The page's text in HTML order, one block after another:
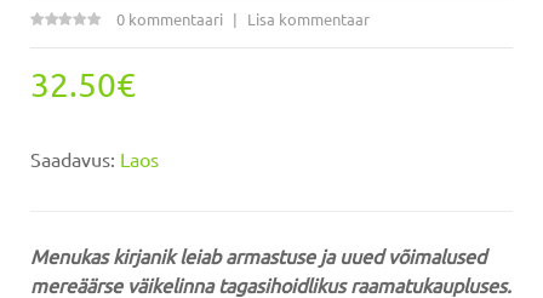
0 kommentaari Lisa kommentaar
32.50€
Saadavus: Laos
Menukas kirjanik leiab armastuse ja uued võimalused
mereäärse väikelinna tagasihoidlikus raamatukaupluses.